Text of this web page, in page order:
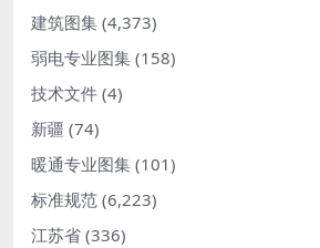
建筑图集 (4,373)
弱电专业图集 (158)
技术文件 (4)
新疆 (74)
暖通专业图集 (101)
标准规范 (6,223)
江苏省 (336)